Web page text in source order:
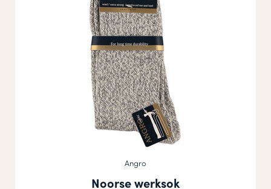
Angro
Noorse werksok